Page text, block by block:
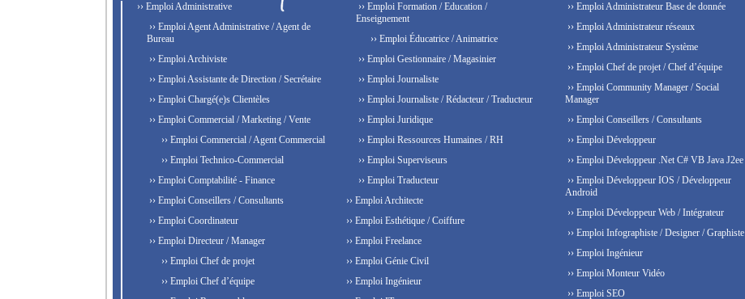
›› Emploi Administrative
›› Emploi Agent Administrative / Agent de
Bureau
›› Emploi Archiviste
›› Emploi Assistante de Direction / Secrétaire
›› Emploi Chargé(e)s Clientèles
›› Emploi Commercial / Marketing / Vente
›› Emploi Commercial / Agent Commercial
›› Emploi Technico-Commercial
›› Emploi Comptabilité - Finance
›› Emploi Conseillers / Consultants
›› Emploi Coordinateur
›› Emploi Directeur / Manager
›› Emploi Chef de projet
›› Emploi Chef d’équipe
›› Emploi Formation / Education /
Enseignement
›› Emploi Éducatrice / Animatrice
›› Emploi Gestionnaire / Magasinier
›› Emploi Journaliste
›› Emploi Journaliste / Rédacteur / Traducteur
›› Emploi Juridique
›› Emploi Ressources Humaines / RH
›› Emploi Superviseurs
›› Emploi Traducteur
›› Emploi Architecte
›› Emploi Esthétique / Coiffure
›› Emploi Freelance
›› Emploi Génie Civil
›› Emploi Ingénieur
›› Emploi Administrateur Base de donnée
›› Emploi Administrateur réseaux
›› Emploi Administrateur Système
›› Emploi Chef de projet / Chef d’équipe
›› Emploi Community Manager / Social
Manager
›› Emploi Conseillers / Consultants
›› Emploi Développeur
›› Emploi Développeur .Net C# VB Java J2ee
›› Emploi Développeur IOS / Développeur
Android
›› Emploi Développeur Web / Intégrateur
›› Emploi Infographiste / Designer / Graphiste
›› Emploi Ingénieur
›› Emploi Monteur Vidéo
›› Emploi SEO